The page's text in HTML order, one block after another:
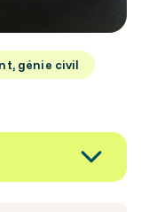
génie civil